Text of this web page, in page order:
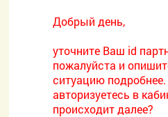
Добрый день,
уточните Ваш id
пожалуйста и
ситуацию
авторизуетесь в
происходит далее?